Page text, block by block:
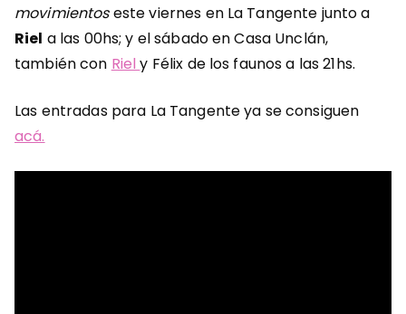
movimientoseste viernes en La Tangente junto a
Riel a las 00hs; y el sábado en Casa Unclán,
también con Riely Félix de los faunos a las 21hs.
Las entradas para La Tangente ya se consiguen
acá.